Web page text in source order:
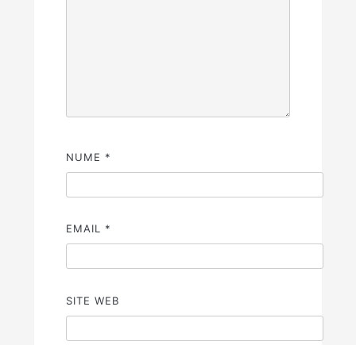
NUME *
EMAIL *
SITE WEB